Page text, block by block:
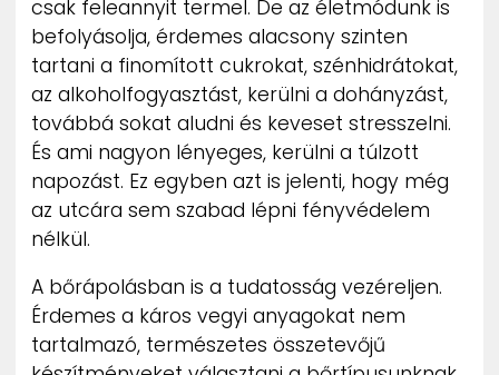
csak feleannyit termel. De az életmódunk is
befolyásolja, érdemes alacsony szinten
tartani a finomított cukrokat, szénhidrátokat,
az alkoholfogyasztást, kerülni a dohányzást,
továbbá sokat aludni és keveset stresszelni.
És ami nagyon lényeges, kerülni a túlzott
napozást. Ez egyben azt is jelenti, hogy még
az utcára sem szabad lépni fényvédelem
nélkül.
A bőrápolásban is a tudatosság vezéreljen.
Érdemes a káros vegyi anyagokat nem
tartalmazó, természetes összetevőjű